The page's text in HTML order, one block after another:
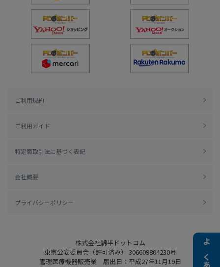
ご利用規約
ご利用ガイド
特定商取引法に基づく表記
会社概要
プライバシーポリシー
株式会社綿半ドットコム
東京公安委員会（許可済み） 306609804230号
管理医療機器販売業 届出日：平成27年11月19日